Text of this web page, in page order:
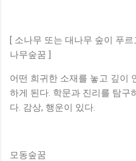
[ 소나무 또는 대나무 숲이 푸
나무숲꿈 ]
어떤 희귀한 소재를 놓고 깊이
하게 된다. 학문과 진리를 탐구
다. 감상, 행운이 있다.
모동숲꿈